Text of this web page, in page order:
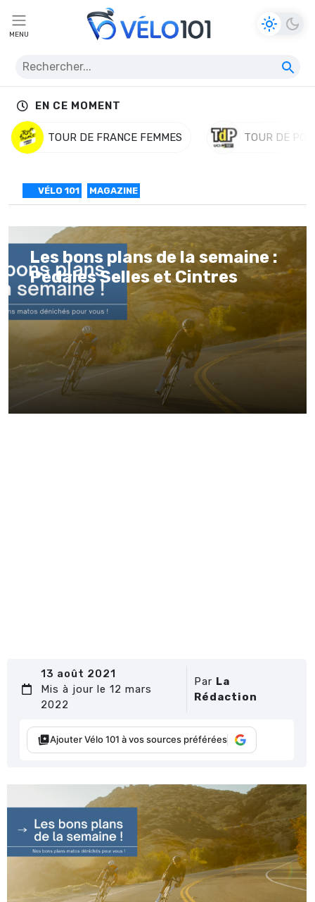
MENU
EN CE MOMENT
TOUR DE FRANCE FEMMES TOUR DE
VÉLO 101 MAGAZINE
Les bons plans de la semaine :
Pédales Selles et Cintres
13 août 2021
Mis à jour le 12 mars
2022
Par La
Rédaction
Ajouter Vélo 101 à vos sources préférées